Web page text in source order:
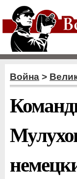
Война >